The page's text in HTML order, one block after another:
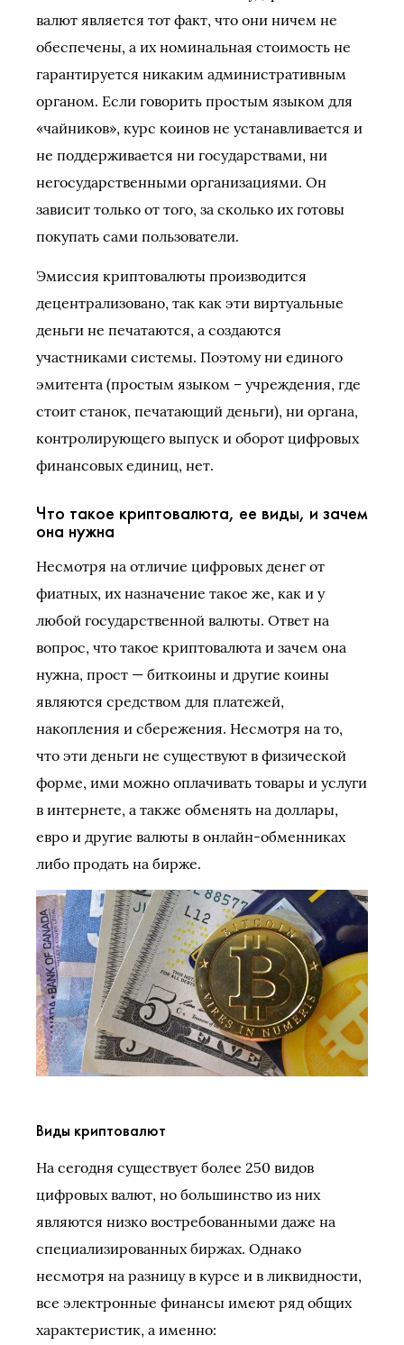
валют является тот факт, что они ничем не
обеспечены, а их номинальная стоимость не
гарантируется никаким административным
органом. Если говорить простым языком для
«чайников», курс коинов не устанавливается и
не поддерживается ни государствами, ни
негосударственными организациями. Он
зависит только от того, за сколько их готовы
покупать сами пользователи.
Эмиссия криптовалюты производится
децентрализовано, так как эти виртуальные
деньги не печатаются, а создаются
участниками системы. Поэтому ни единого
эмитента (простым языком – учреждения, где
стоит станок, печатающий деньги), ни органа,
контролирующего выпуск и оборот цифровых
финансовых единиц, нет.
Что такое криптовалюта, ее виды, и зачем
она нужна
Несмотря на отличие цифровых денег от
фиатных, их назначение такое же, как и у
любой государственной валюты. Ответ на
вопрос, что такое криптовалюта и зачем она
нужна, прост — биткоины и другие коины
являются средством для платежей,
накопления и сбережения. Несмотря на то,
что эти деньги не существуют в физической
форме, ими можно оплачивать товары и услуги
в интернете, а также обменять на доллары,
евро и другие валюты в онлайн-обменниках
либо продать на бирже.
Виды криптовалют
На сегодня существует более 250 видов
цифровых валют, но большинство из них
являются низко востребованными даже на
специализированных биржах. Однако
несмотря на разницу в курсе и в ликвидности,
все электронные финансы имеют ряд общих
характеристик, а именно: